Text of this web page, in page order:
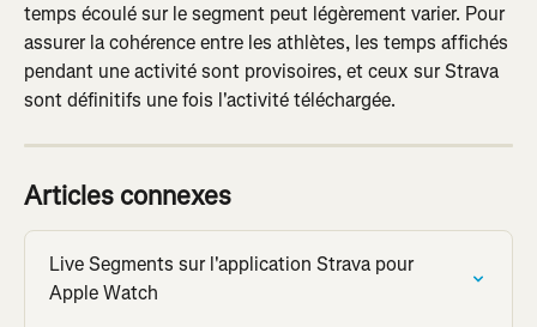
temps écoulé sur le segment peut légèrement varier. Pour
assurer la cohérence entre les athlètes, les temps affichés
pendant une activité sont provisoires, et ceux sur Strava
sont définitifs une fois l'activité téléchargée.
Articles connexes
Live Segments sur l'application Strava pour
Apple Watch